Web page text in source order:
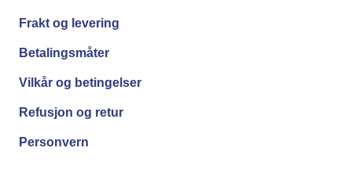
Frakt og levering
Betalingsmåter
Vilkår og betingelser
Refusjon og retur
Personvern